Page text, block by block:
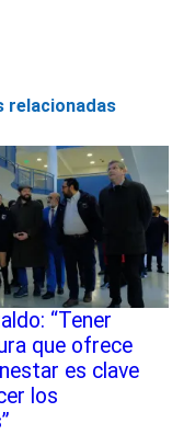
relacionadas
“Tener
que ofrece
es clave
los